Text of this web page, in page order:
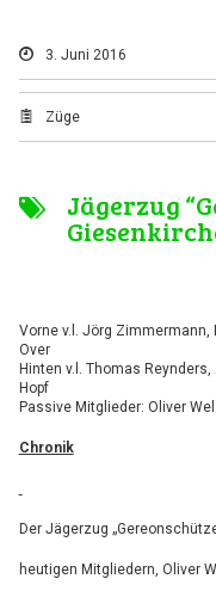
3. Juni 2016
Züge
Jägerzug
Vorne v.l. Jörg Zimmermann,
Over
Hinten v.l. Thomas
Hopf
Passive Mitglieder: Oliver
Chronik
Der Jägerzug
heutigen Mitgliedern, Oliver